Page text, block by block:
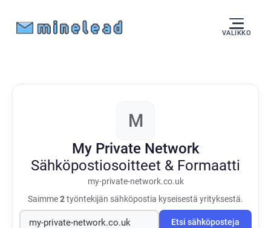
VALIKKO
M
My Private Network
Sähköpostiosoitteet & Formaatti
my-private-network.co.uk
Saimme2työntekijän sähköpostia kyseisestä yrityksestä.
Etsi sähköposteja